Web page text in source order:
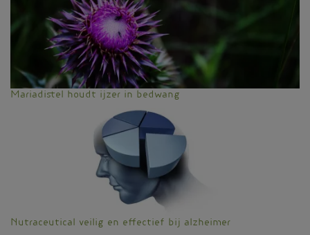
Mariadistel houdt ijzer in bedwang
Nutraceutical veilig en effectief bij alzheimer